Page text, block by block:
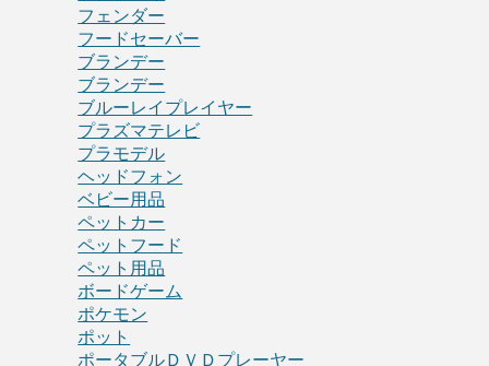
フェンダー
フードセーバー
ブランデー
ブランデー
ブルーレイプレイヤー
プラズマテレビ
プラモデル
ヘッドフォン
ベビー用品
ペットカー
ペットフード
ペット用品
ボードゲーム
ポケモン
ポット
ポータブルＤＶＤプレーヤー